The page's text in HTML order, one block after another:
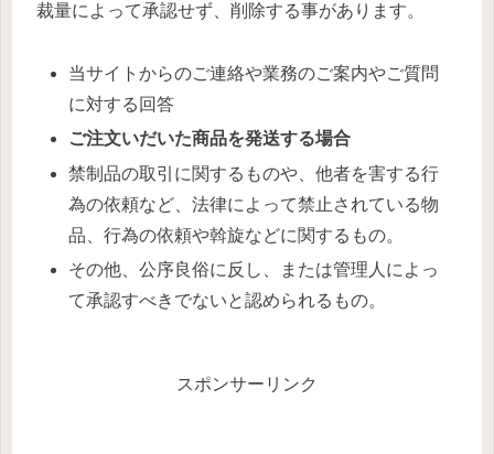
裁量によって承認せず、削除する事があります。
当サイトからのご連絡や業務のご案内やご質問
に対する回答
ご注文いだいた商品を発送する場合
禁制品の取引に関するものや、他者を害する行
為の依頼など、法律によって禁止されている物
品、行為の依頼や斡旋などに関するもの。
その他、公序良俗に反し、または管理人によっ
て承認すべきでないと認められるもの。
スポンサーリンク